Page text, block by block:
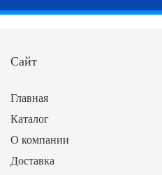
Сайт
Главная
Каталог
О компании
Доставка